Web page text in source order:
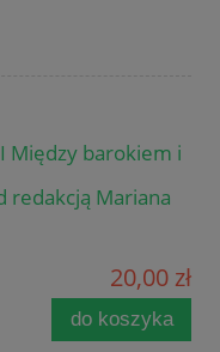
Między barokiem i
redakcją Mariana
20,00 zł
do koszyka